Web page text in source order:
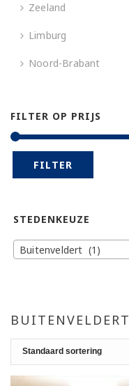
BUITENVELDERT
Zeeland
Limburg
Noord-Brabant
FILTER OP PRIJS
FILTER
STEDENKEUZE
Buitenveldert (1)